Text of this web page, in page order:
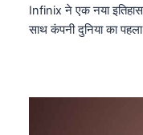
Infinix ने एक नया
साथ कंपनी दुनिया का